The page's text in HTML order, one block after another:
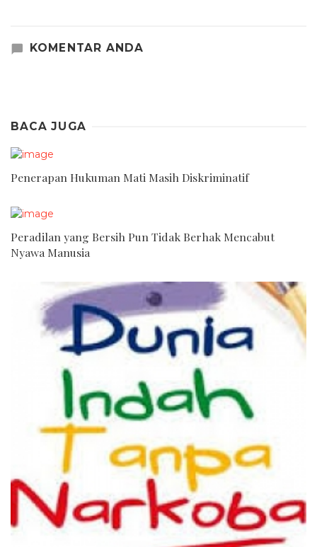
KOMENTAR ANDA
BACA JUGA
Penerapan Hukuman Mati Masih Diskriminatif
Peradilan yang Bersih Pun Tidak Berhak Mencabut
Nyawa Manusia